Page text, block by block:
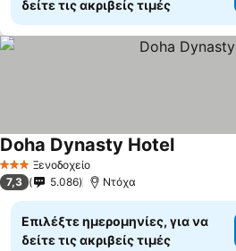
δείτε τις ακριβείς τιμές
3 ΑστέριαΞενοδοχείο
Doha Dynasty Hotel
7,3 5.086 Ντόχα
Επιλέξτε ημερομηνίες, για να
δείτε τις ακριβείς τιμές